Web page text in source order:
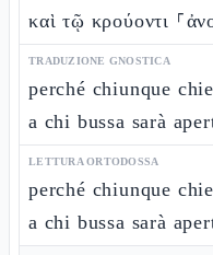
καὶ τῷ κρούοντι
TRADUZIONE GNOSTICA
perché chiunque
a chi bussa sarà
LETTURA ORTODOSSA
perché chiunque
a chi bussa sarà